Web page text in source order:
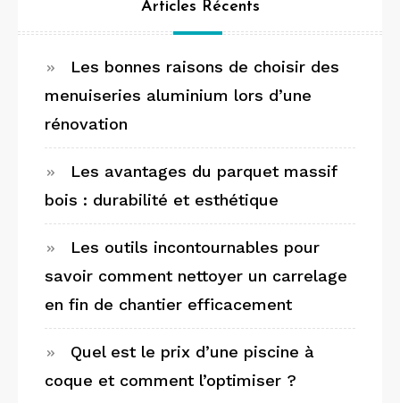
Articles Récents
Les bonnes raisons de choisir des
menuiseries aluminium lors d’une
rénovation
Les avantages du parquet massif
bois : durabilité et esthétique
Les outils incontournables pour
savoir comment nettoyer un carrelage
en fin de chantier efficacement
Quel est le prix d’une piscine à
coque et comment l’optimiser ?